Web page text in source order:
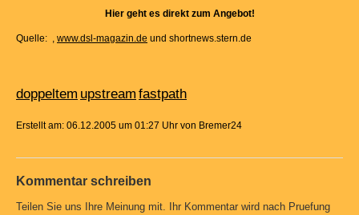
Hier geht es direkt zum Angebot!
Quelle: , www.dsl-magazin.de und shortnews.stern.de
doppeltem upstream fastpath
Erstellt am: 06.12.2005 um 01:27 Uhr von Bremer24
Kommentar schreiben
Teilen Sie uns Ihre Meinung mit. Ihr Kommentar wird nach Pruefung